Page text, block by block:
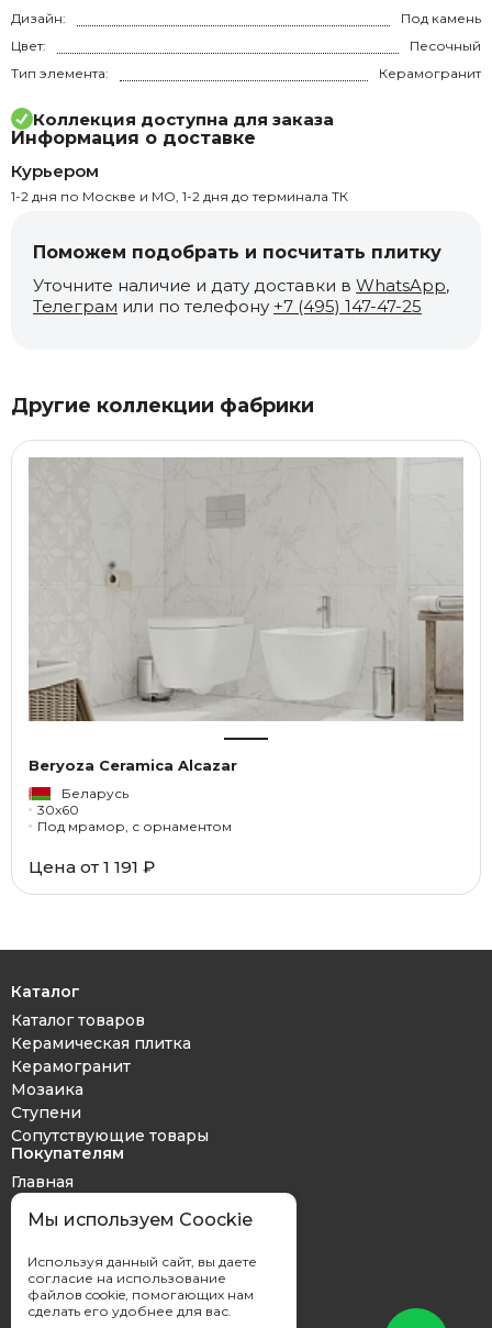
Дизайн:
Под камень
Цвет:
Песочный
Тип элемента:
Керамогранит
Коллекция доступна для заказа
Информация о доставке
Курьером
1-2 дня по Москве и МО, 1-2 дня до терминала ТК
Поможем подобрать и посчитать плитку
Уточните наличие и дату доставки в WhatsApp,
Телеграм или по телефону +7 (495) 147-47-25
Другие коллекции фабрики
Beryoza Ceramica Alcazar
Беларусь
30x60
Под мрамор, с орнаментом
Цена от 1 191 ₽
Каталог
Каталог товаров
Керамическая плитка
Керамогранит
Мозаика
Ступени
Сопутствующие товары
Покупателям
Главная
Дизайн проект
Оплата и доставка
Контакты
Мы используем Coockie
Используя данный сайт, вы даете
согласие на использование
файлов cookie, помогающих нам
сделать его удобнее для вас.